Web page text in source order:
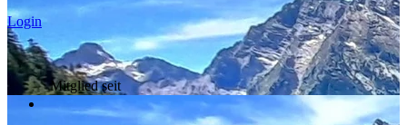
Login
Mitglied seit